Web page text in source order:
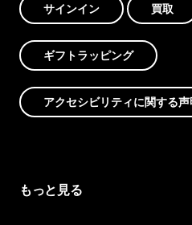
サインイン 買取
ギフトラッピング
アクセシビリティに関する
もっと見る